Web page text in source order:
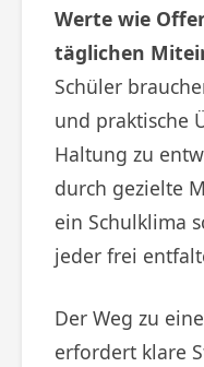
Werte wie
täglichen
Schüler
und praktische
Haltung zu
durch gezielte
ein Schulklima
jeder frei
Der Weg zu
erfordert klare